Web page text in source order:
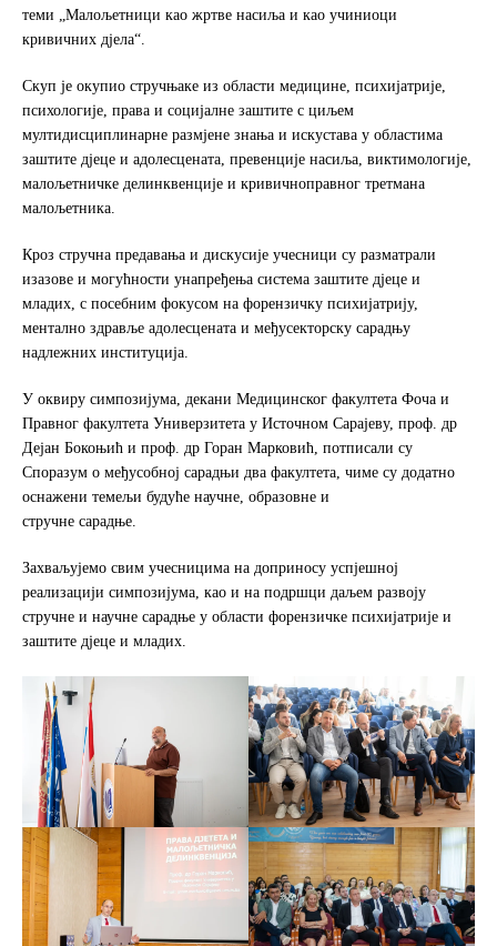
k
теми „Малољетници као жртве насиља и као учиниоци
кривичних дјела“.
Скуп је окупио стручњаке из области медицине, психијатрије,
психологије, права и социјалне заштите с циљем
мултидисциплинарне размјене знања и искустава у областима
заштите дјеце и адолесцената, превенције насиља, виктимологије,
малољетничке делинквенције и кривичноправног третмана
малољетника.
Кроз стручна предавања и дискусије учесници су разматрали
изазове и могућности унапређења система заштите дјеце и
младих, с посебним фокусом на форензичку психијатрију,
ментално здравље адолесцената и међусекторску сарадњу
надлежних институција.
У оквиру симпозијума, декани Медицинског факултета Фоча и
Правног факултета Универзитета у Источном Сарајеву, проф. др
Дејан Бокоњић и проф. др Горан Марковић, потписали су
Споразум о међусобној сарадњи два факултета, чиме су додатно
оснажени темељи будуће научне, образовне и
стручне сарадње.
Захваљујемо свим учесницима на доприносу успјешној
реализацији симпозијума, као и на подршци даљем развоју
стручне и научне сарадње у области форензичке психијатрије и
заштите дјеце и младих.